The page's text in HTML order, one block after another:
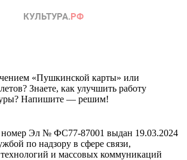
«Пушкинской карты» или
Знаете, как улучшить работу
Напишите — решим!
номер Эл № ФС77-87001 выдан 19.03.2024
по надзору в сфере связи,
и массовых коммуникаций